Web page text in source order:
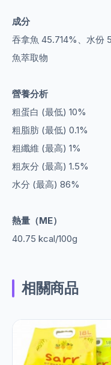
成分
吞拿魚 45.714%、水份
魚萃取物
營養分析
粗蛋白 (最低) 10%
粗脂肪 (最低) 0.1%
粗纖維 (最高) 1%
粗灰分 (最高) 1.5%
水分 (最高) 86%
熱量（ME）
40.75 kcal/100g
相關商品